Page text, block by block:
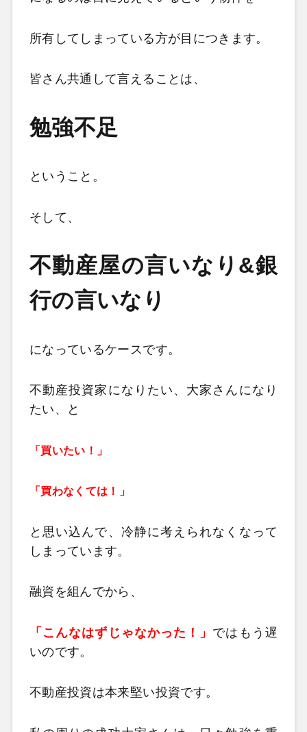
所有してしまっている方が目につきます。
皆さん共通して言えることは、
勉強不足
ということ。
そして、
不動産屋の言いなり&銀
行の言いなり
になっているケースです。
不動産投資家になりたい、大家さんになり
たい、と
「買いたい！」
「買わなくては！」
と思い込んで、冷静に考えられなくなって
しまっています。
融資を組んでから、
「こんなはずじゃなかった！」 ではもう遅
いのです。
不動産投資は本来堅い投資です。